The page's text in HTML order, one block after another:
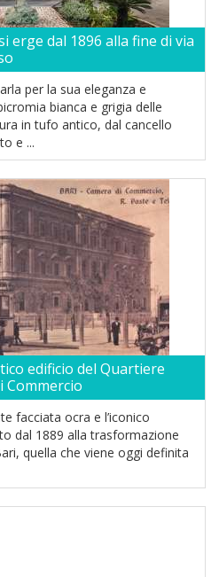
erge dal 1896 alla fine di via
per la sua eleganza e
bianca e grigia delle
in tufo antico, dal cancello
e ...
edificio del Quartiere
Commercio
facciata ocra e l’iconico
dal 1889 alla trasformazione
quella che viene oggi definita